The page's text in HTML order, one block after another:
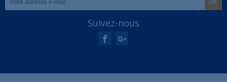
Suivez-nous